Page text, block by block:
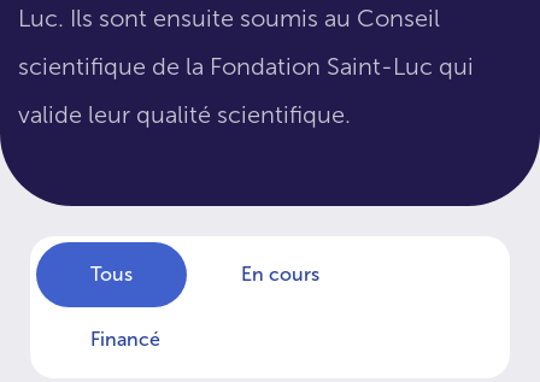
Luc. Ils sont ensuite soumis au Conseil
scientifique de la Fondation Saint-Luc qui
valide leur qualité scientifique.
Tous En cours
Financé